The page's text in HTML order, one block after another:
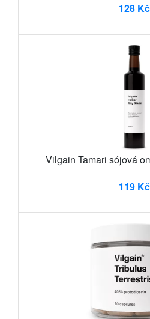
128 Kč
Vilgain Tamari sójová
119 Kč